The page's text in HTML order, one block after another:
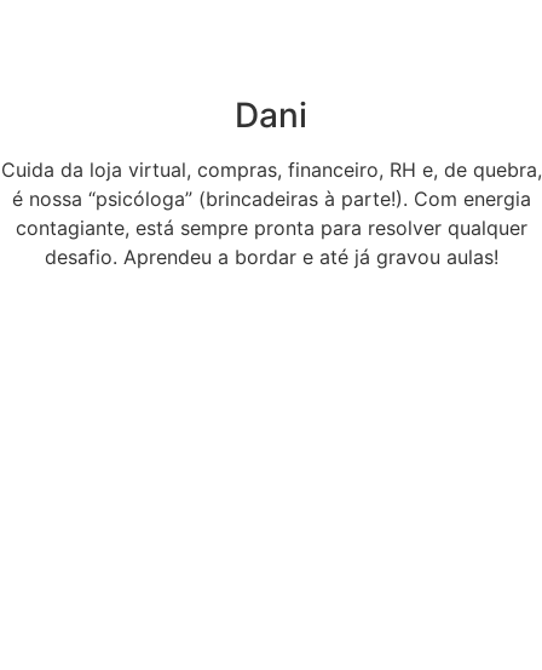
Dani
Cuida da loja virtual, compras, financeiro, RH e, de quebra,
é nossa “psicóloga” (brincadeiras à parte!). Com energia
contagiante, está sempre pronta para resolver qualquer
desafio. Aprendeu a bordar e até já gravou aulas!